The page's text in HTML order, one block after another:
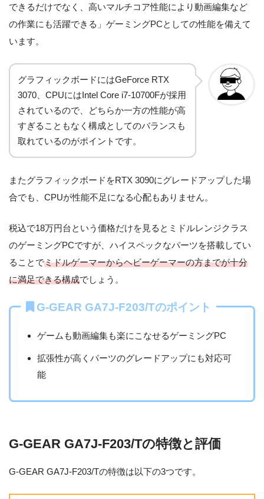
できるだけでなく、高いマルチコア性能により動画編集など
の作業にも活躍できる」ゲーミングPCとしての性能を備えて
います。
グラフィックボードにはGeForce RTX
3070、CPUにはIntel Core i7-10700Fが採用
されているので、どちらか一方の性能が高
すぎることもなく構成としてのバランスも
取れているのがポイントです。
またグラフィックボードをRTX 3090にグレードアップした場
合でも、CPUが性能不足になる心配もありません。
税込で18万円台という価格だけを見るとミドルレンジクラス
のゲーミングPCですが、ハイスペックなパーツを搭載してい
ることでミドルゲーマーからヘビーゲーマーの方までが十分
に満足できる構成でしょう。
G-GEAR GA7J-F203/Tのポイント
ゲームも動画編集も楽にこなせるゲーミングPC
拡張性が高くパーツのグレードアップにも対応可
能
G-GEAR GA7J-F203/Tの特徴と評価
G-GEAR GA7J-F203/Tの特徴は以下の3つです。